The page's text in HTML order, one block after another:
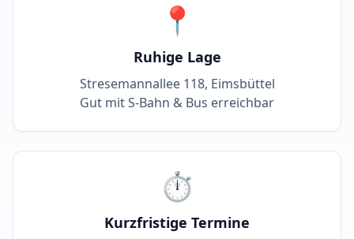
📍
Ruhige Lage
Stresemannallee 118, Eimsbüttel
Gut mit S-Bahn & Bus erreichbar
⏱️
Kurzfristige Termine